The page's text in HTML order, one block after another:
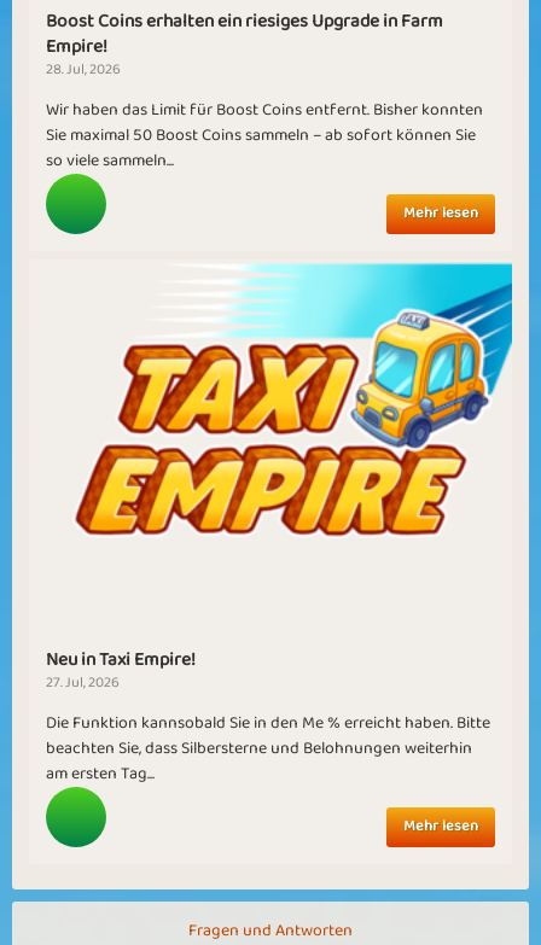
Boost Coins erhalten ein riesiges Upgrade in Farm
Empire!
28. Jul, 2026
Wir haben das Limit für Boost Coins entfernt. Bisher konnten
Sie maximal 50 Boost Coins sammeln – ab sofort können Sie
so viele sammeln...
Mehr lesen
Neu in Taxi Empire!
27. Jul, 2026
Die Funktion kannsobald Sie in den Me % erreicht haben. Bitte
beachten Sie, dass Silbersterne und Belohnungen weiterhin
am ersten Tag...
Mehr lesen
Fragen und Antworten